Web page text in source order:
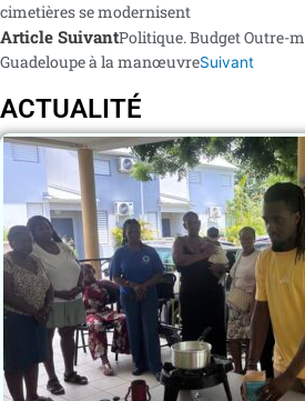
cimetières se modernisent
Article SuivantPolitique. Budget Outre-
Guadeloupe à la manœuvreSuivant
ACTUALITÉ